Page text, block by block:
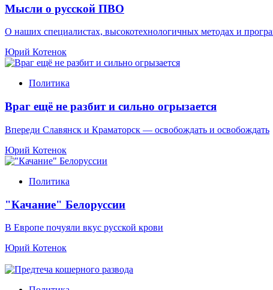
Мысли о русской ПВО
О наших специалистах, высокотехнологичных методах и
Юрий Котенок
Политика
Враг ещё не разбит и сильно огрызается
Впереди Славянск и Краматорск — освобождать и освобождать
Юрий Котенок
Политика
"Качание" Белоруссии
В Европе почуяли вкус русской крови
Юрий Котенок